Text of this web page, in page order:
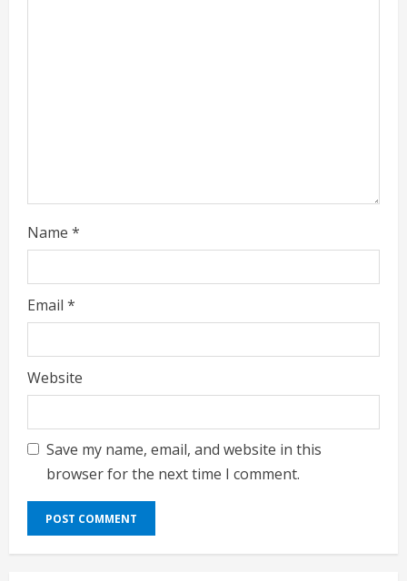
Name *
Email *
Website
Save my name, email, and website in this
browser for the next time I comment.